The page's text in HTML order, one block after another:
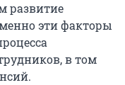
развитие
эти факторы
в том